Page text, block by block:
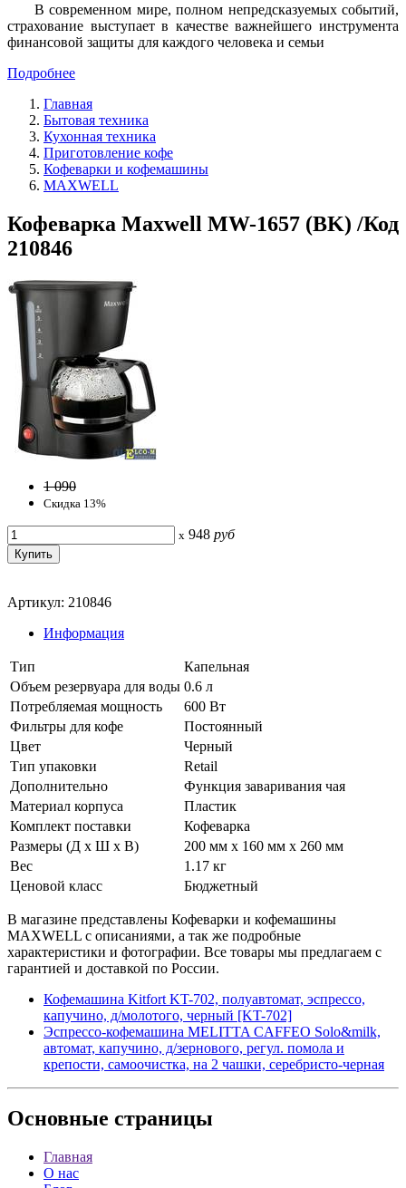
В современном мире, полном непредсказуемых событий,
страхование выступает в качестве важнейшего инструмента
финансовой защиты для каждого человека и семьи
Подробнее
Главная
Бытовая техника
Кухонная техника
Приготовление кофе
Кофеварки и кофемашины
MAXWELL
Кофеварка Maxwell MW-1657 (BK) /Код
210846
1 090
Скидка 13%
x 948 руб
Артикул: 210846
Информация
Тип
Капельная
Объем резервуара для воды 0.6 л
Потребляемая мощность
600 Вт
Фильтры для кофе
Постоянный
Цвет
Черный
Тип упаковки
Retail
Дополнительно
Функция заваривания чая
Материал корпуса
Пластик
Комплект поставки
Кофеварка
Размеры (Д х Ш х В)
200 мм х 160 мм х 260 мм
Вес
1.17 кг
Ценовой класс
Бюджетный
В магазине представлены Кофеварки и кофемашины
MAXWELL с описаниями, а так же подробные
характеристики и фотографии. Все товары мы предлагаем с
гарантией и доставкой по России.
Кофемашина Kitfort KT-702, полуавтомат, эспрессо,
капучино, д/молотого, черный [KT-702]
Эспрессо-кофемашина MELITTA CAFFEO Solo&milk,
автомат, капучино, д/зернового, регул. помола и
крепости, самоочистка, на 2 чашки, серебристо-черная
Основные страницы
Главная
О нас